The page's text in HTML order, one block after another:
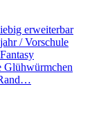
erweiterbar
/ Vorschule
Glühwürmchen